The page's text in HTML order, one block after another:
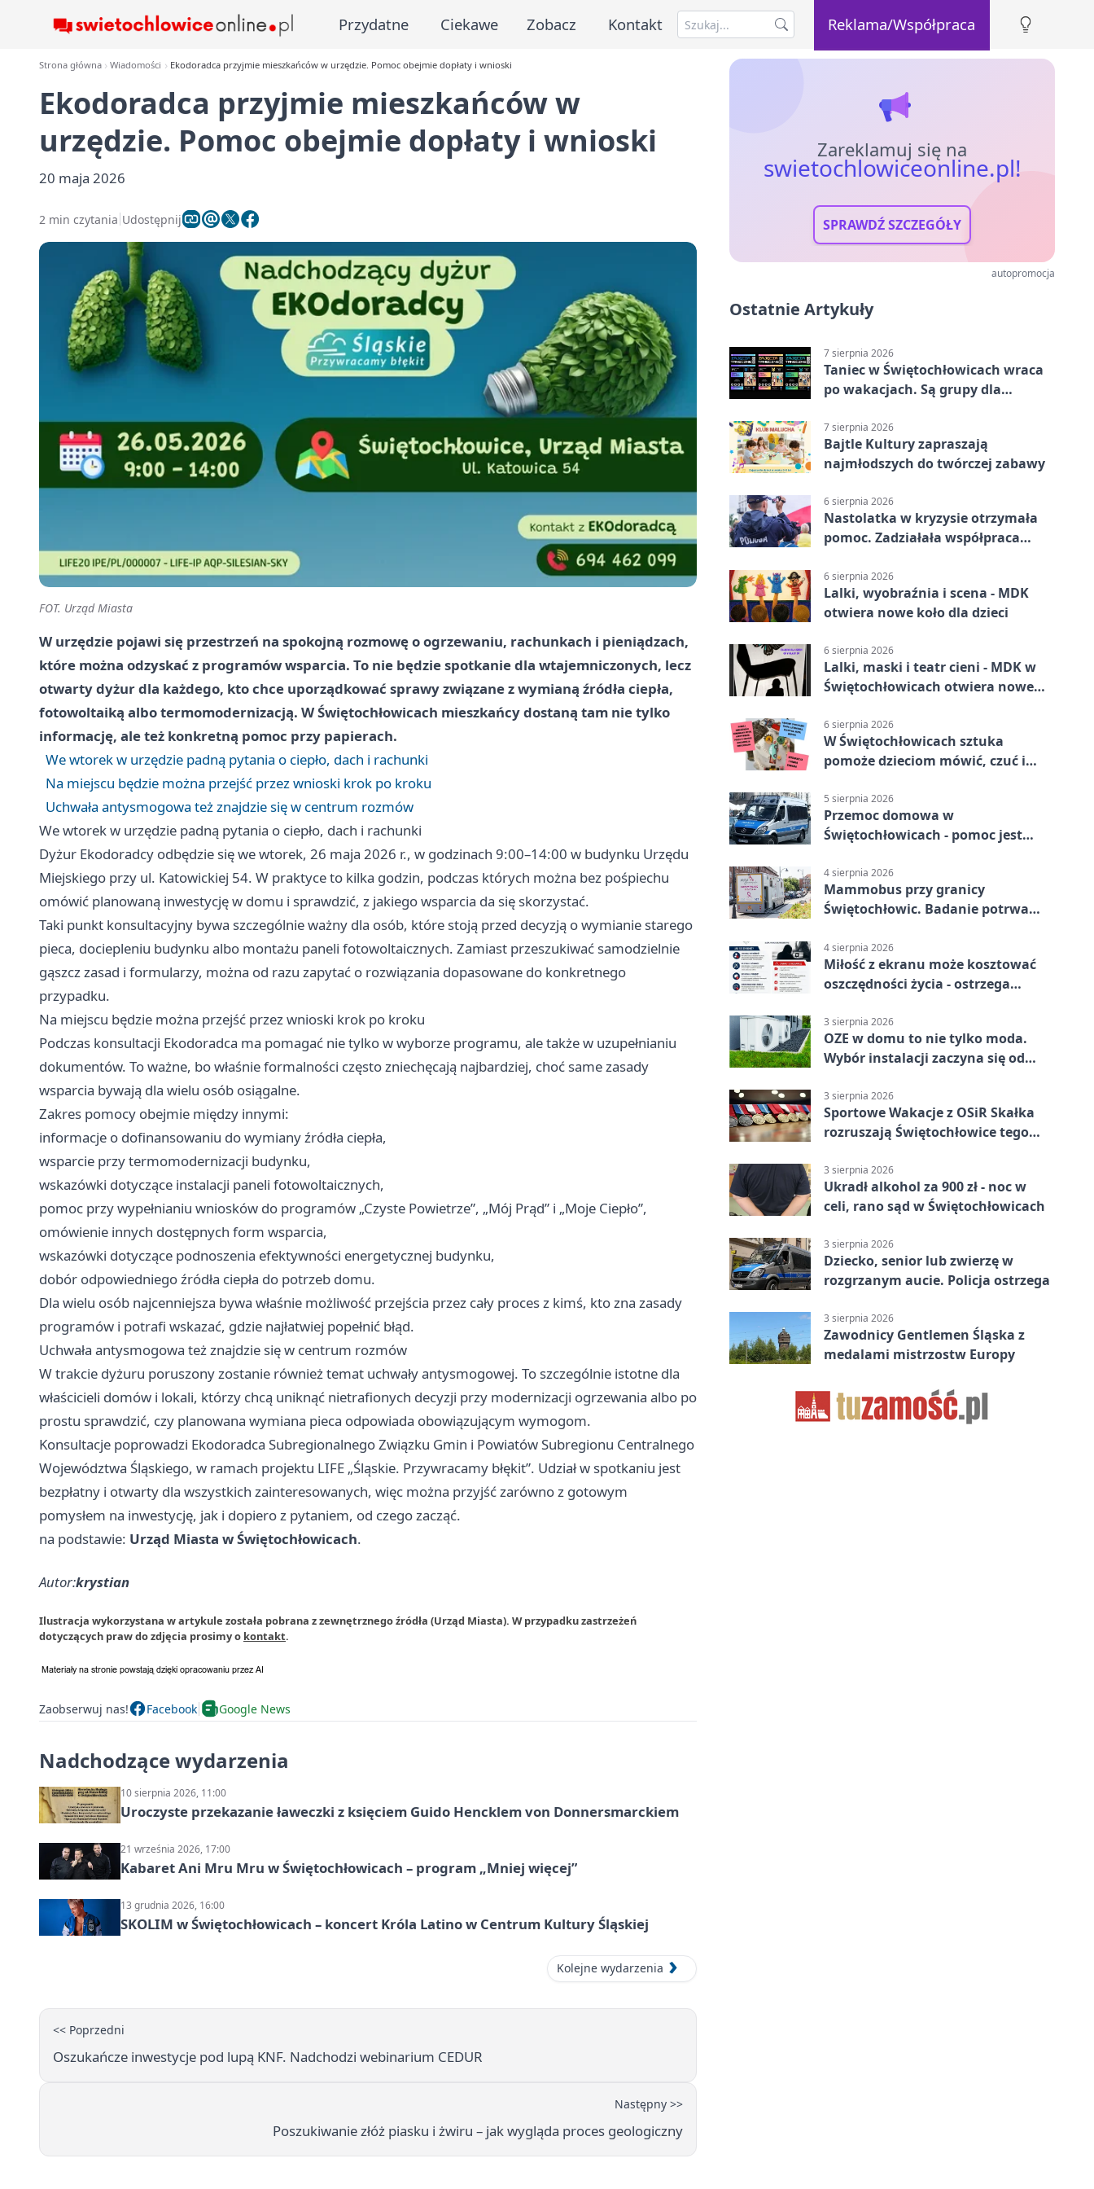
Przydatne Ciekawe Zobacz Kontakt Reklama/Współpraca
Strona główna Wiadomości Ekodoradca przyjmie mieszkańców w urzędzie. Pomoc obejmie dopłaty i wnioski
Ekodoradca przyjmie mieszkańców w
urzędzie. Pomoc obejmie dopłaty i wnioski
20 maja 2026
2 min czytania Udostępnij
FOT. Urząd Miasta
W urzędzie pojawi się przestrzeń na spokojną rozmowę o ogrzewaniu, rachunkach i pieniądzach,
które można odzyskać z programów wsparcia. To nie będzie spotkanie dla wtajemniczonych, lecz
otwarty dyżur dla każdego, kto chce uporządkować sprawy związane z wymianą źródła ciepła,
fotowoltaiką albo termomodernizacją. W Świętochłowicach mieszkańcy dostaną tam nie tylko
informację, ale też konkretną pomoc przy papierach.
We wtorek w urzędzie padną pytania o ciepło, dach i rachunki
Na miejscu będzie można przejść przez wnioski krok po kroku
Uchwała antysmogowa też znajdzie się w centrum rozmów
We wtorek w urzędzie padną pytania o ciepło, dach i rachunki
Dyżur Ekodoradcy odbędzie się we wtorek, 26 maja 2026 r., w godzinach 9:00–14:00 w budynku Urzędu
Miejskiego przy ul. Katowickiej 54. W praktyce to kilka godzin, podczas których można bez pośpiechu
omówić planowaną inwestycję w domu i sprawdzić, z jakiego wsparcia da się skorzystać.
Taki punkt konsultacyjny bywa szczególnie ważny dla osób, które stoją przed decyzją o wymianie starego
pieca, dociepleniu budynku albo montażu paneli fotowoltaicznych. Zamiast przeszukiwać samodzielnie
gąszcz zasad i formularzy, można od razu zapytać o rozwiązania dopasowane do konkretnego
przypadku.
Na miejscu będzie można przejść przez wnioski krok po kroku
Podczas konsultacji Ekodoradca ma pomagać nie tylko w wyborze programu, ale także w uzupełnianiu
dokumentów. To ważne, bo właśnie formalności często zniechęcają najbardziej, choć same zasady
wsparcia bywają dla wielu osób osiągalne.
Zakres pomocy obejmie między innymi:
informacje o dofinansowaniu do wymiany źródła ciepła,
wsparcie przy termomodernizacji budynku,
wskazówki dotyczące instalacji paneli fotowoltaicznych,
pomoc przy wypełnianiu wniosków do programów „Czyste Powietrze”, „Mój Prąd” i „Moje Ciepło”,
omówienie innych dostępnych form wsparcia,
wskazówki dotyczące podnoszenia efektywności energetycznej budynku,
dobór odpowiedniego źródła ciepła do potrzeb domu.
Dla wielu osób najcenniejsza bywa właśnie możliwość przejścia przez cały proces z kimś, kto zna zasady
programów i potrafi wskazać, gdzie najłatwiej popełnić błąd.
Uchwała antysmogowa też znajdzie się w centrum rozmów
W trakcie dyżuru poruszony zostanie również temat uchwały antysmogowej. To szczególnie istotne dla
właścicieli domów i lokali, którzy chcą uniknąć nietrafionych decyzji przy modernizacji ogrzewania albo po
prostu sprawdzić, czy planowana wymiana pieca odpowiada obowiązującym wymogom.
Konsultacje poprowadzi Ekodoradca Subregionalnego Związku Gmin i Powiatów Subregionu Centralnego
Województwa Śląskiego, w ramach projektu LIFE „Śląskie. Przywracamy błękit”. Udział w spotkaniu jest
bezpłatny i otwarty dla wszystkich zainteresowanych, więc można przyjść zarówno z gotowym
pomysłem na inwestycję, jak i dopiero z pytaniem, od czego zacząć.
na podstawie: Urząd Miasta w Świętochłowicach.
Autor:krystian
Ilustracja wykorzystana w artykule została pobrana z zewnętrznego źródła (Urząd Miasta). W przypadku zastrzeżeń
dotyczących praw do zdjęcia prosimy o kontakt.
Zaobserwuj nas! Facebook Google News
Nadchodzące wydarzenia
10 sierpnia 2026, 11:00
Uroczyste przekazanie ławeczki z księciem Guido Hencklem von Donnersmarckiem
21 września 2026, 17:00
Kabaret Ani Mru Mru w Świętochłowicach – program „Mniej więcej”
13 grudnia 2026, 16:00
SKOLIM w Świętochłowicach – koncert Króla Latino w Centrum Kultury Śląskiej
Kolejne wydarzenia
<< Poprzedni
Oszukańcze inwestycje pod lupą KNF. Nadchodzi webinarium CEDUR
Następny >>
Poszukiwanie złóż piasku i żwiru – jak wygląda proces geologiczny
Zareklamuj się na
swietochlowiceonline.pl!
SPRAWDŹ SZCZEGÓŁY
autopromocja
Ostatnie Artykuły
7 sierpnia 2026
Taniec w Świętochłowicach wraca
po wakacjach. Są grupy dla
7 sierpnia 2026
Bajtle Kultury zapraszają
najmłodszych do twórczej zabawy
6 sierpnia 2026
Nastolatka w kryzysie otrzymała
pomoc. Zadziałała współpraca
6 sierpnia 2026
Lalki, wyobraźnia i scena - MDK
otwiera nowe koło dla dzieci
6 sierpnia 2026
Lalki, maski i teatr cieni - MDK w
Świętochłowicach otwiera nowe
6 sierpnia 2026
W Świętochłowicach sztuka
pomoże dzieciom mówić, czuć i
5 sierpnia 2026
Przemoc domowa w
Świętochłowicach - pomoc jest
4 sierpnia 2026
Mammobus przy granicy
Świętochłowic. Badanie potrwa
4 sierpnia 2026
Miłość z ekranu może kosztować
oszczędności życia - ostrzega
3 sierpnia 2026
OZE w domu to nie tylko moda.
Wybór instalacji zaczyna się od
3 sierpnia 2026
Sportowe Wakacje z OSiR Skałka
rozruszają Świętochłowice tego
3 sierpnia 2026
Ukradł alkohol za 900 zł - noc w
celi, rano sąd w Świętochłowicach
3 sierpnia 2026
Dziecko, senior lub zwierzę w
rozgrzanym aucie. Policja ostrzega
3 sierpnia 2026
Zawodnicy Gentlemen Śląska z
medalami mistrzostw Europy